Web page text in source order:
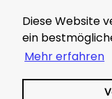
Diese Website
ein
Mehr erfahren